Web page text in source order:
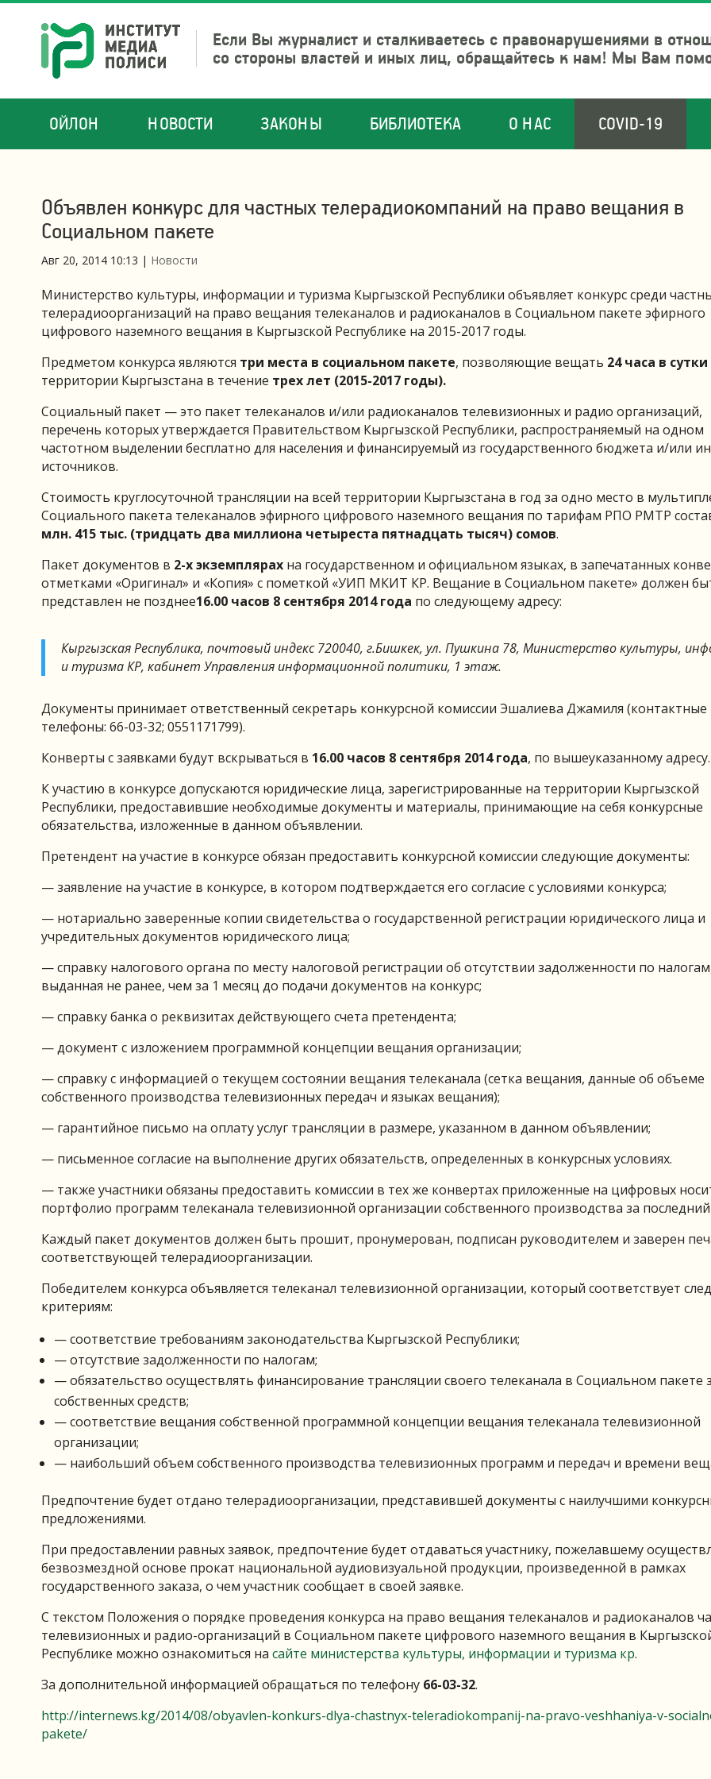
Если Вы журналист и сталкиваетесь с правонарушениями в
со стороны властей и иных лиц, обращайтесь к нам! Мы Вам
ОЙЛОН НОВОСТИ ЗАКОНЫ БИБЛИОТЕКА О НАС COVID-19
Объявлен конкурс для частных телерадиокомпаний на право вещания в
Социальном пакете
Авг 20, 2014 10:13 | Новости
Министерство культуры, информации и туризма Кыргызской Республики объявляет конкурс среди
телерадиоорганизаций на право вещания телеканалов и радиоканалов в Социальном пакете эфирного
цифрового наземного вещания в Кыргызской Республике на 2015-2017 годы.
Предметом конкурса являются три места в социальном пакете, позволяющие вещать 24 часа в сутки
территории Кыргызстана в течение трех лет (2015-2017 годы).
Социальный пакет — это пакет телеканалов и/или радиоканалов телевизионных и радио организаций,
перечень которых утверждается Правительством Кыргызской Республики, распространяемый на одном
частотном выделении бесплатно для населения и финансируемый из государственного бюджета и/или
источников.
Стоимость круглосуточной трансляции на всей территории Кыргызстана в год за одно место в
Социального пакета телеканалов эфирного цифрового наземного вещания по тарифам РПО РМТР
млн. 415 тыс. (тридцать два миллиона четыреста пятнадцать тысяч) сомов.
Пакет документов в 2-х экземплярах на государственном и официальном языках, в запечатанных
отметками «Оригинал» и «Копия» с пометкой «УИП МКИТ КР. Вещание в Социальном пакете» должен
представлен не позднее16.00 часов 8 сентября 2014 года по следующему адресу:
Кыргызская Республика, почтовый индекс 720040, г.Бишкек, ул. Пушкина 78, Министерство культуры,
и туризма КР, кабинет Управления информационной политики, 1 этаж.
Документы принимает ответственный секретарь конкурсной комиссии Эшалиева Джамиля (контактные
телефоны: 66-03-32; 0551171799).
Конверты с заявками будут вскрываться в 16.00 часов 8 сентября 2014 года, по вышеуказанному адресу.
К участию в конкурсе допускаются юридические лица, зарегистрированные на территории Кыргызской
Республики, предоставившие необходимые документы и материалы, принимающие на себя конкурсные
обязательства, изложенные в данном объявлении.
Претендент на участие в конкурсе обязан предоставить конкурсной комиссии следующие документы:
— заявление на участие в конкурсе, в котором подтверждается его согласие с условиями конкурса;
— нотариально заверенные копии свидетельства о государственной регистрации юридического лица и
учредительных документов юридического лица;
— справку налогового органа по месту налоговой регистрации об отсутствии задолженности по
выданная не ранее, чем за 1 месяц до подачи документов на конкурс;
— справку банка о реквизитах действующего счета претендента;
— документ с изложением программной концепции вещания организации;
— справку с информацией о текущем состоянии вещания телеканала (сетка вещания, данные об объеме
собственного производства телевизионных передач и языках вещания);
— гарантийное письмо на оплату услуг трансляции в размере, указанном в данном объявлении;
— письменное согласие на выполнение других обязательств, определенных в конкурсных условиях.
— также участники обязаны предоставить комиссии в тех же конвертах приложенные на цифровых
портфолио программ телеканала телевизионной организации собственного производства за
Каждый пакет документов должен быть прошит, пронумерован, подписан руководителем и заверен
соответствующей телерадиоорганизации.
Победителем конкурса объявляется телеканал телевизионной организации, который соответствует
критериям:
— соответствие требованиям законодательства Кыргызской Республики;
— отсутствие задолженности по налогам;
— обязательство осуществлять финансирование трансляции своего телеканала в Социальном пакете
собственных средств;
— соответствие вещания собственной программной концепции вещания телеканала телевизионной
организации;
— наибольший объем собственного производства телевизионных программ и передач и времени
Предпочтение будет отдано телерадиоорганизации, представившей документы с наилучшими
предложениями.
При предоставлении равных заявок, предпочтение будет отдаваться участнику, пожелавшему
безвозмездной основе прокат национальной аудиовизуальной продукции, произведенной в рамках
государственного заказа, о чем участник сообщает в своей заявке.
С текстом Положения о порядке проведения конкурса на право вещания телеканалов и радиоканалов
телевизионных и радио-организаций в Социальном пакете цифрового наземного вещания в
Республике можно ознакомиться на сайте министерства культуры, информации и туризма кр.
За дополнительной информацией обращаться по телефону 66-03-32.
http://internews.kg/2014/08/obyavlen-konkurs-dlya-chastnyx-teleradiokompanij-na-pravo-veshhaniya-v-
pakete/